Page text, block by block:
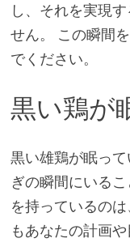
し、それを実現
せん。 この瞬間
でください。
黒い鶏が
黒い雄鶏が眠っ
ぎの瞬間にいる
を持っているの
もあなたの計画